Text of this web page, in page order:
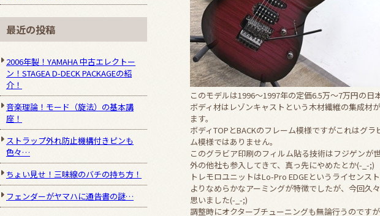
このモデルは1996～1997年の定価6.5万～7万円の日
ボディ材はレゾンキャストという木材繊維の集成材
ます。
ボディTOPとBACKのフレーム模様ですがこれはグ
ム模様ではありません。
このグラビア印刷のフィルム貼る技術はフジゲンが
外の他社も参入してきて、真っ先にやめたとか(-_-;)
トレモロユニットはLo-Pro EDGEというライセンス
よりなめらかなアーミングが特徴でしたが、今回久
思いました(-_-;)
調整時にオクターブチューニングも無論行うので
最近の投稿
2006年製！YAMAHA 中古エレクトー
ン！STAGEA D-DECK PACKAGEの紹
介！
音楽理論！モード（旋法）の基本講
座！
ストラップ外れ防止機構付きピンも
色々…
ちょい見せ！三味線のバチの持ち方！
フェンダーがヤマハに通告書の謎…